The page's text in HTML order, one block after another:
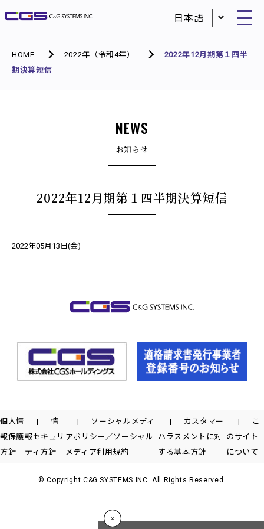
HOME 2022年（令和4年）
2022年12月期第１四半
期決算短信
NEWS
お知らせ
2022年12月期第１四半期決算短信
2022年05月13日(金)
個人情
報保護
方針
情
報セキュリ
ティ方針
ソーシャルメディ
アポリシー／ソーシャル
メディア利用規約
カスタマー
ハラスメントに対
する基本方針
こ
のサイト
について
© Copyright C&G SYSTEMS INC. All Rights Reserved.